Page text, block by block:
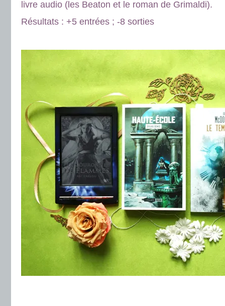
livre audio (les Beaton et le roman de Grimaldi).
Résultats : +5 entrées ; -8 sorties